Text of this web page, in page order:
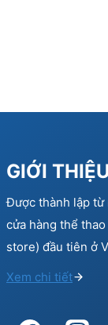
GIỚI THIỆU
Được thành lập từ
cửa hàng thể
store) đầu tiên ở
Xem chi tiết